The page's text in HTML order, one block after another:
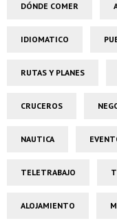
DÓNDE COMER
IDIOMATICO
RUTAS Y PLANES
CRUCEROS
NAUTICA
TELETRABAJO
ALOJAMIENTO